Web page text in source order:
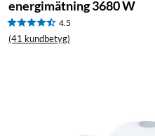
energimätning 3680 W
4.5
(41 kundbetyg)